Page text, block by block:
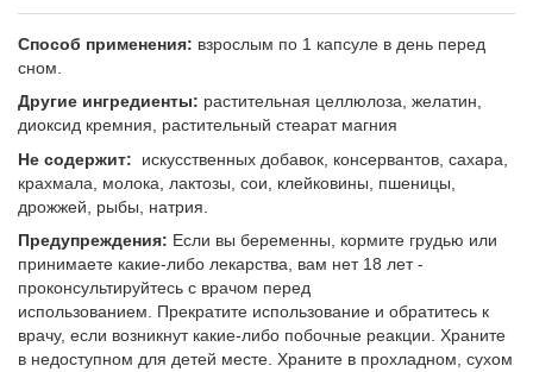
Способ применения: взрослым по 1 капсуле в день перед
сном.
Другие ингредиенты: растительная целлюлоза, желатин,
диоксид кремния, растительный стеарат магния
Не содержит:
искусственных добавок, консервантов, сахара,
крахмала, молока, лактозы, сои, клейковины, пшеницы,
дрожжей, рыбы, натрия.
Предупреждения: Если вы беременны, кормите грудью или
принимаете какие-либо лекарства, вам нет 18 лет -
проконсультируйтесь с врачом перед
использованием. Прекратите использование и обратитесь к
врачу, если возникнут какие-либо побочные реакции. Храните
в недоступном для детей месте. Храните в прохладном, сухом